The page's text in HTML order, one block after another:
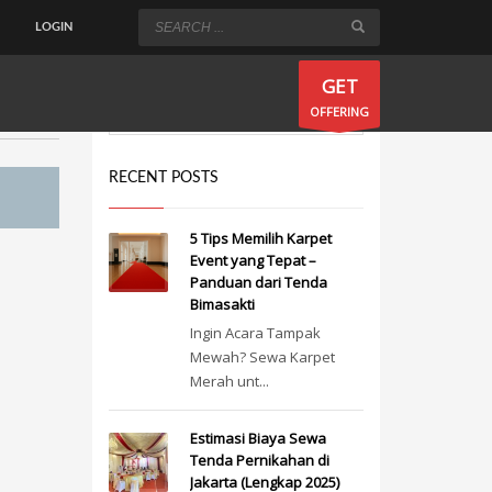
LOGIN
GET
OFFERING
RECENT POSTS
5 Tips Memilih Karpet
Event yang Tepat –
Panduan dari Tenda
Bimasakti
Ingin Acara Tampak
Mewah? Sewa Karpet
Merah unt...
Estimasi Biaya Sewa
Tenda Pernikahan di
Jakarta (Lengkap 2025)